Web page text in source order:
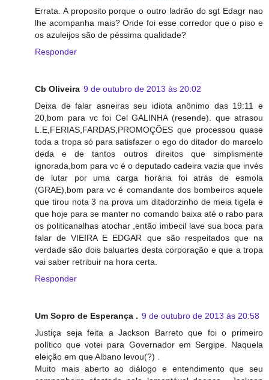
Errata. A proposito porque o outro ladrão do sgt Edagr nao
lhe acompanha mais? Onde foi esse corredor que o piso e
os azuleijos são de péssima qualidade?
Responder
Cb Oliveira 9 de outubro de 2013 às 20:02
Deixa de falar asneiras seu idiota anônimo das 19:11 e
20,bom para vc foi Cel GALINHA (resende). que atrasou
L.E,FERIAS,FARDAS,PROMOÇÕES que processou quase
toda a tropa só para satisfazer o ego do ditador do marcelo
deda e de tantos outros direitos que simplismente
ignorada,bom para vc é o deputado cadeira vazia que invés
de lutar por uma carga horária foi atrás de esmola
(GRAE),bom para vc é comandante dos bombeiros aquele
que tirou nota 3 na prova um ditadorzinho de meia tigela e
que hoje para se manter no comando baixa até o rabo para
os politicanalhas atochar ,então imbecil lave sua boca para
falar de VIEIRA E EDGAR que são respeitados que na
verdade são dois baluartes desta corporação e que a tropa
vai saber retribuir na hora certa.
Responder
Um Sopro de Esperança . 9 de outubro de 2013 às 20:58
Justiça seja feita a Jackson Barreto que foi o primeiro
político que votei para Governador em Sergipe. Naquela
eleição em que Albano levou(?) .
Muito mais aberto ao diálogo e entendimento que seu